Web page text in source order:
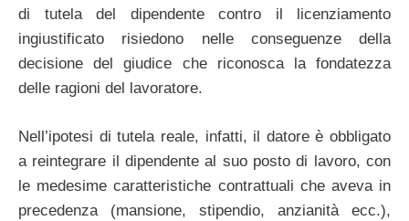
di tutela del dipendente contro il licenziamento
ingiustificato risiedono nelle conseguenze della
decisione del giudice che riconosca la fondatezza
delle ragioni del lavoratore.
Nell’ipotesi di tutela reale, infatti, il datore è obbligato
a reintegrare il dipendente al suo posto di lavoro, con
le medesime caratteristiche contrattuali che aveva in
precedenza (mansione, stipendio, anzianità ecc.),